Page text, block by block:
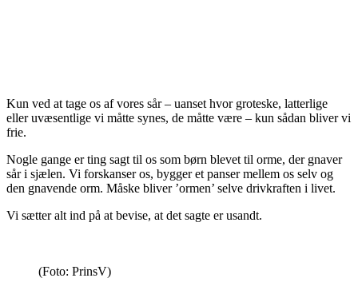
Kun ved at tage os af vores sår – uanset hvor groteske, latterlige
eller uvæsentlige vi måtte synes, de måtte være – kun sådan bliver vi
frie.
Nogle gange er ting sagt til os som børn blevet til orme, der gnaver
sår i sjælen. Vi forskanser os, bygger et panser mellem os selv og
den gnavende orm. Måske bliver ’ormen’ selve drivkraften i livet.
​Vi sætter alt ind på at bevise, at det sagte er usandt.
(Foto: PrinsV)